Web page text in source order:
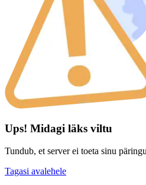
Ups! Midagi läks viltu
Tundub, et server ei toeta sinu
Tagasi avalehele